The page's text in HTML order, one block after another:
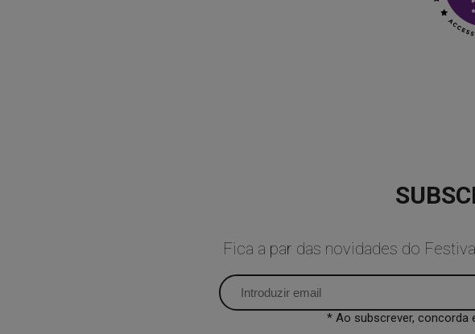
Fica a par das novidades do
* Ao subscrever, concorda